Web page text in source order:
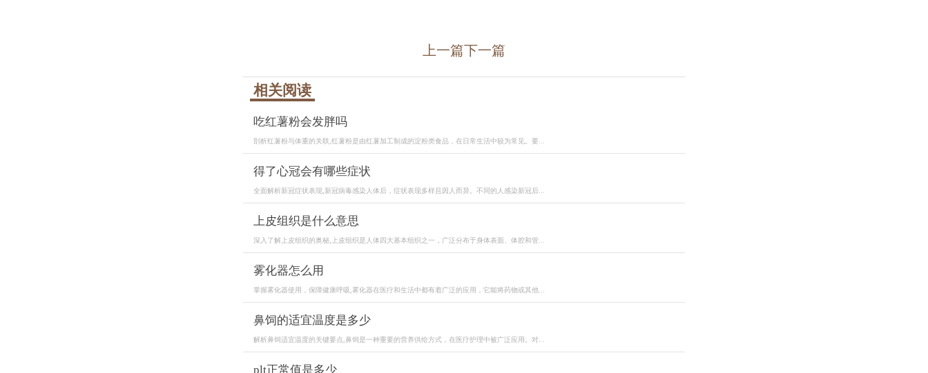
上一篇下一篇
相关阅读
吃红薯粉会发胖吗
剖析红薯粉与体重的关联,红薯粉是由红薯加工制成的淀粉类食品，在日常生活中较为常见。要...
得了心冠会有哪些症状
全面解析新冠症状表现,新冠病毒感染人体后，症状表现多样且因人而异。不同的人感染新冠后...
上皮组织是什么意思
深入了解上皮组织的奥秘,上皮组织是人体四大基本组织之一，广泛分布于身体表面、体腔和管...
雾化器怎么用
掌握雾化器使用，保障健康呼吸,雾化器在医疗和生活中都有着广泛的应用，它能将药物或其他...
鼻饲的适宜温度是多少
解析鼻饲适宜温度的关键要点,鼻饲是一种重要的营养供给方式，在医疗护理中被广泛应用。对...
plt正常值是多少